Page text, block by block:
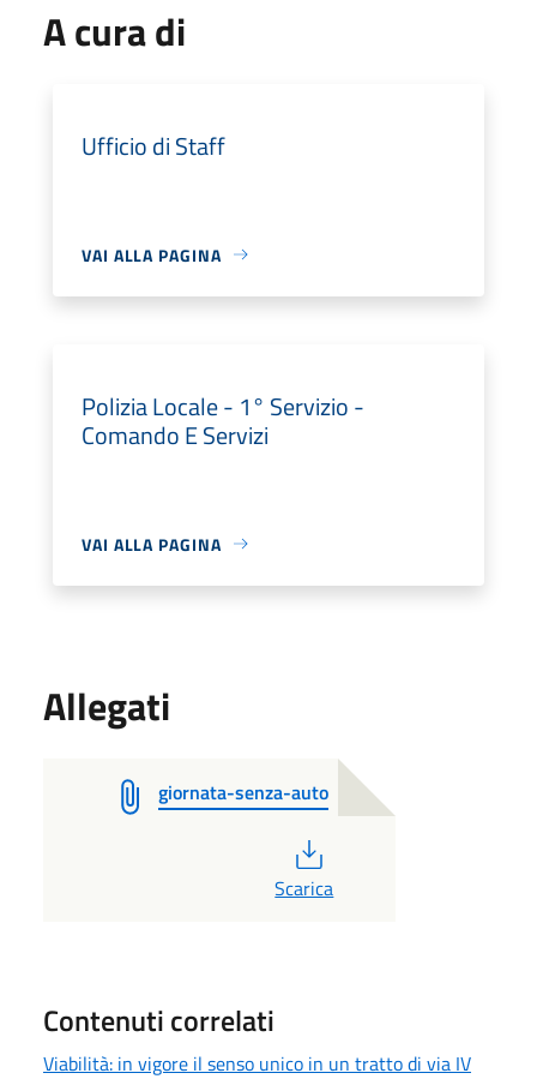
A cura di
Ufficio di Staff
VAI ALLA PAGINA
Polizia Locale - 1° Servizio -
Comando E Servizi
VAI ALLA PAGINA
Allegati
giornata-senza-auto
Scarica
Contenuti correlati
Viabilità: in vigore il senso unico in un tratto di via IV